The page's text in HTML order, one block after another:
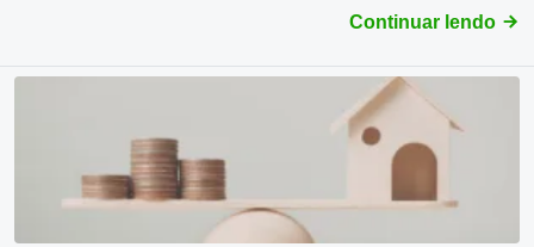
Continuar lendo